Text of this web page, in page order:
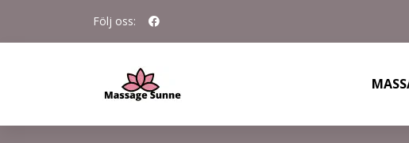
Följ oss: